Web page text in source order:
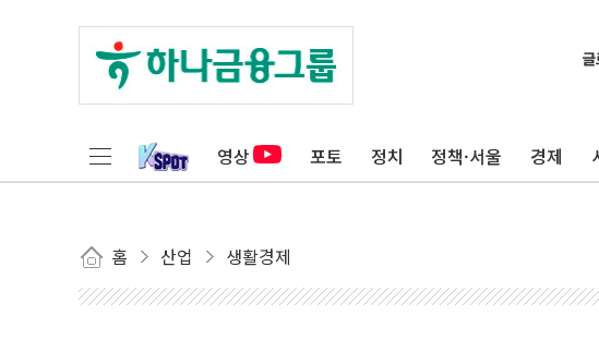
영상 포토 정치 정책·서울 경제
홈 산업 생활경제